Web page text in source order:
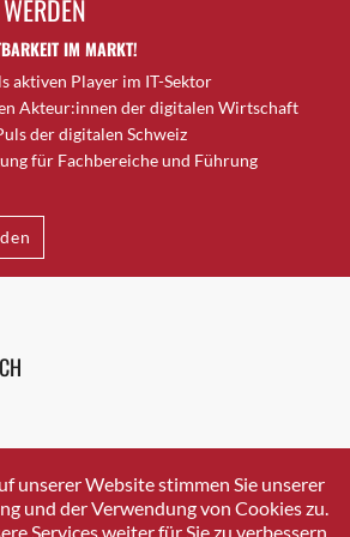
IM MARKT!
aktiven Player im IT-Sektor
Akteur:innen der digitalen Wirtschaft
der digitalen Schweiz
für Fachbereiche und Führung
unserer Website stimmen Sie unserer
und der Verwendung von Cookies zu.
Services weiter für Sie zu verbessern.